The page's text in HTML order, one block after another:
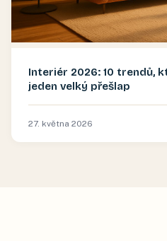
Interiér 2026: 10 trendů,
jeden velký přešlap
27. května 2026